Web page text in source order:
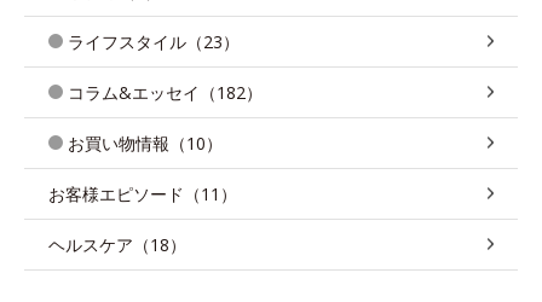
ライフスタイル（23）
コラム&エッセイ（182）
お買い物情報（10）
お客様エピソード（11）
ヘルスケア（18）